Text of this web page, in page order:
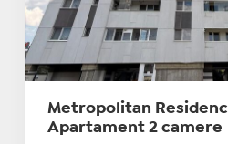
Metropolitan
Apartament 2 camere